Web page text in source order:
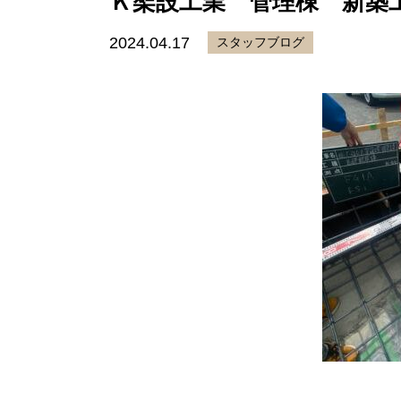
2024.04.17 スタッフブログ